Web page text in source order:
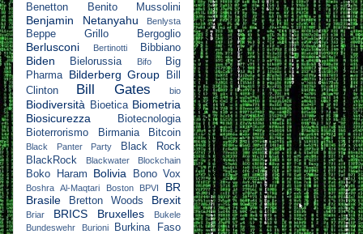
Benetton
Benito Mussolini
Benjamin Netanyahu Benlysta
Beppe Grillo Bergoglio
Berlusconi Bertinotti Bibbiano
Biden Bielorussia Bifo
Big
Pharma
Bilderberg Group
Bill
Clinton
Bill Gates bio
Biodiversità Bioetica Biometria
Biosicurezza
Biotecnologia
Bioterrorismo
Birmania Bitcoin
Black Panter Party
Black Rock
BlackRock
Blackwater Blockchain
Boko Haram Bolivia Bono Vox
Boshra Al-Maqtari Boston BPVI
BR
Brasile
Bretton Woods Brexit
Briar BRICS Bruxelles
Bukele
Bundeswehr
Burioni
Burkina Faso